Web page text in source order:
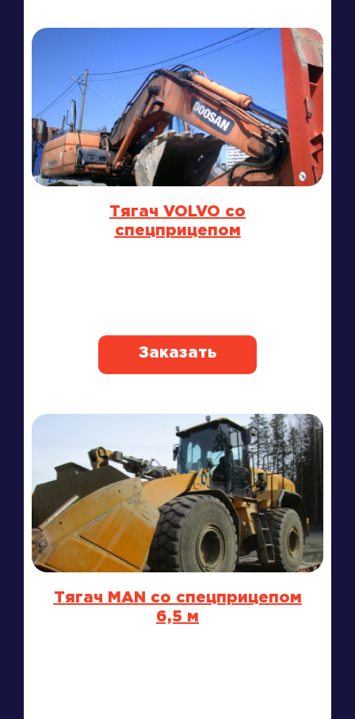
Тягач VOLVO со
спецприцепом
Заказать
Тягач MAN со спецприцепом
6,5 м